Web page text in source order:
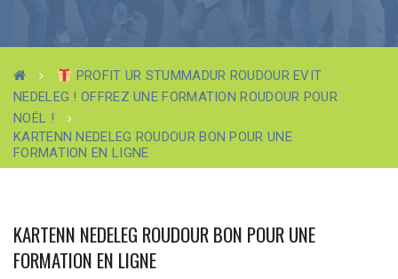
PROFIT UR STUMMADUR ROUDOUR EVIT
NEDELEG ! OFFREZ UNE FORMATION ROUDOUR POUR
NOËL !
KARTENN NEDELEG ROUDOUR BON POUR UNE
FORMATION EN LIGNE
KARTENN NEDELEG ROUDOUR BON POUR UNE
FORMATION EN LIGNE